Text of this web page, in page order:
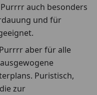
auch besonders
und für
aber für alle
Puristisch,
zur